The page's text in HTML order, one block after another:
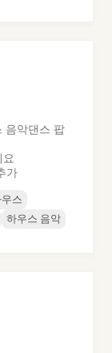
음악댄스 팝
가
스
하우스 음악